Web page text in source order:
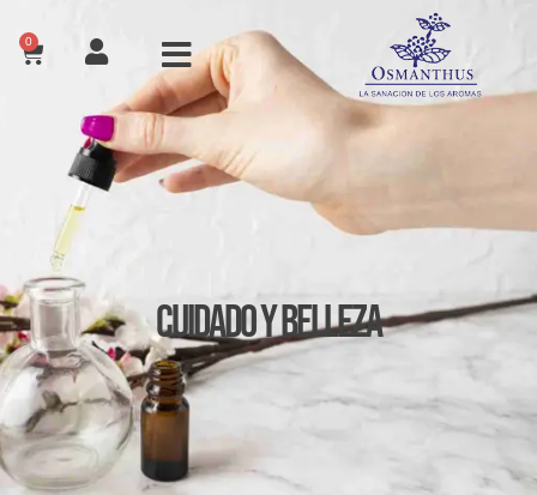
0
Cuidado y Belleza